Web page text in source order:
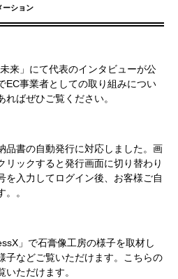
ーション
来」にて代表のインタビューが公
EC事業者としての取り組みについ
ばぜひご覧ください。
品書の自動発行に対応しました。画
リックすると発行画面に切り替わり
を入力してログイン後、お客様ご自
。
」で石膏像工房の様子を取材し
子などご覧いただけます。こちらの
いただけます。